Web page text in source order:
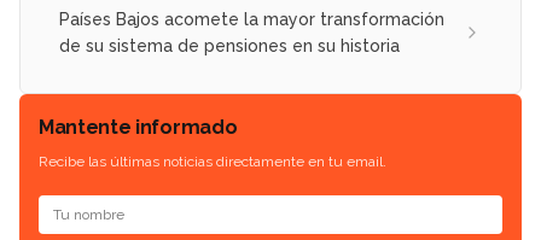
Países Bajos acomete la mayor transformación
de su sistema de pensiones en su historia
Mantente informado
Recibe las últimas noticias directamente en tu email.